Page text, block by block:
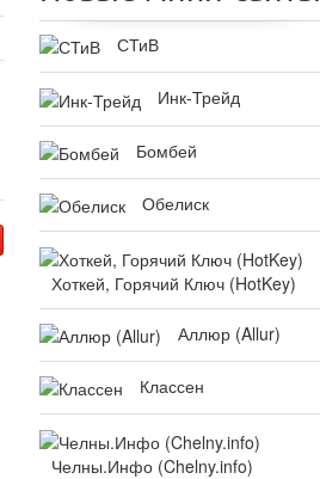
СТиВ
Инк-Трейд
Бомбей
Обелиск
Хоткей, Горячий Ключ (HotKey)
Аллюр (Allur)
Классен
Челны.Инфо (Chelny.info)